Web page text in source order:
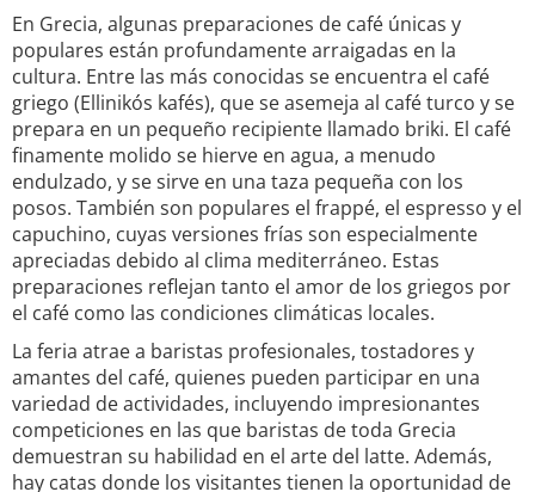
En Grecia, algunas preparaciones de café únicas y
populares están profundamente arraigadas en la
cultura. Entre las más conocidas se encuentra el café
griego (Ellinikós kafés), que se asemeja al café turco y se
prepara en un pequeño recipiente llamado briki. El café
finamente molido se hierve en agua, a menudo
endulzado, y se sirve en una taza pequeña con los
posos. También son populares el frappé, el espresso y el
capuchino, cuyas versiones frías son especialmente
apreciadas debido al clima mediterráneo. Estas
preparaciones reflejan tanto el amor de los griegos por
el café como las condiciones climáticas locales.
La feria atrae a baristas profesionales, tostadores y
amantes del café, quienes pueden participar en una
variedad de actividades, incluyendo impresionantes
competiciones en las que baristas de toda Grecia
demuestran su habilidad en el arte del latte. Además,
hay catas donde los visitantes tienen la oportunidad de